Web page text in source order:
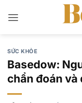
qua
SỨC KHỎE
Basedow:
chẩn đoán và